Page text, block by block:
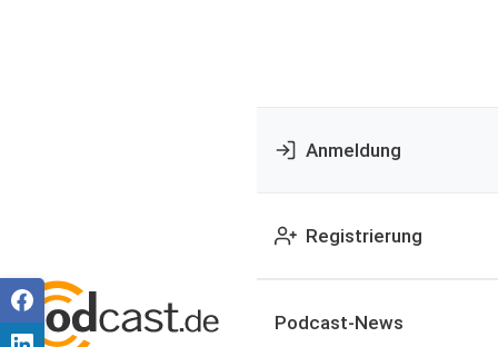
Anmeldung
Registrierung
Podcast-News